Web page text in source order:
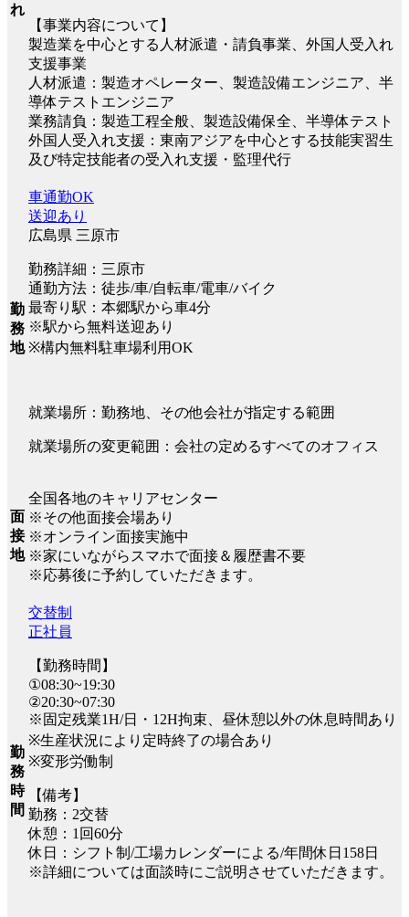
れ
【事業内容について】
製造業を中心とする人材派遣・請負事業、外国人受入れ
支援事業
人材派遣：製造オペレーター、製造設備エンジニア、半
導体テストエンジニア
業務請負：製造工程全般、製造設備保全、半導体テスト
外国人受入れ支援：東南アジアを中心とする技能実習生
及び特定技能者の受入れ支援・監理代行
勤
務
地
車通勤OK
送迎あり
広島県 三原市
勤務詳細：三原市
通勤方法：徒歩/車/自転車/電車/バイク
最寄り駅：本郷駅から車4分
※駅から無料送迎あり
※構内無料駐車場利用OK
就業場所：勤務地、その他会社が指定する範囲
就業場所の変更範囲：会社の定めるすべてのオフィス
面
接
地
全国各地のキャリアセンター
※その他面接会場あり
※オンライン面接実施中
※家にいながらスマホで面接＆履歴書不要
※応募後に予約していただきます。
勤
務
時
間
交替制
正社員
【勤務時間】
①08:30~19:30
②20:30~07:30
※固定残業1H/日・12H拘束、昼休憩以外の休息時間あり
※生産状況により定時終了の場合あり
※変形労働制
【備考】
勤務：2交替
休憩：1回60分
休日：シフト制/工場カレンダーによる/年間休日158日
※詳細については面談時にご説明させていただきます。